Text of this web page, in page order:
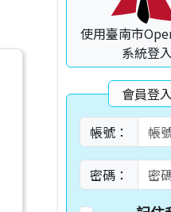
使用臺南市
系統登入
會員登入
帳號：
密碼：